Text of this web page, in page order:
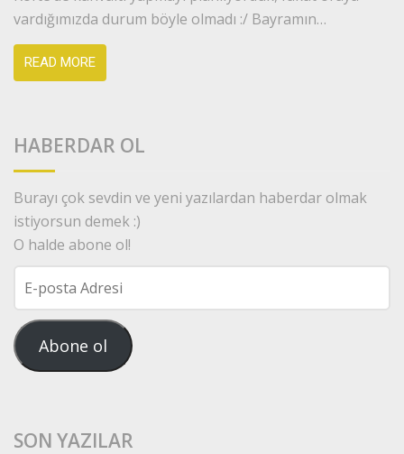
vardığımızda durum böyle olmadı :/ Bayramın…
READ MORE
HABERDAR OL
Burayı çok sevdin ve yeni yazılardan haberdar olmak
istiyorsun demek :)
O halde abone ol!
posta
Adresi
Abone ol
SON YAZILAR